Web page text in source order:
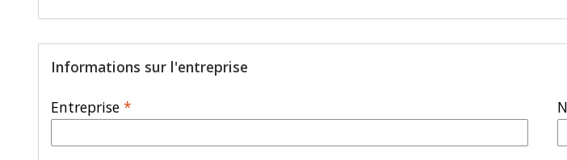
Informations sur l'entreprise
Entreprise *